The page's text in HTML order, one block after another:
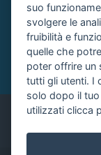
suo
svolgere le
fruibilità e
quelle che
poter offrire un
tutti gli utenti. I
solo dopo il
utilizzati clicca